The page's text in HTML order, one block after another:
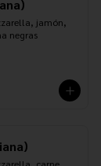
jamón,
negras